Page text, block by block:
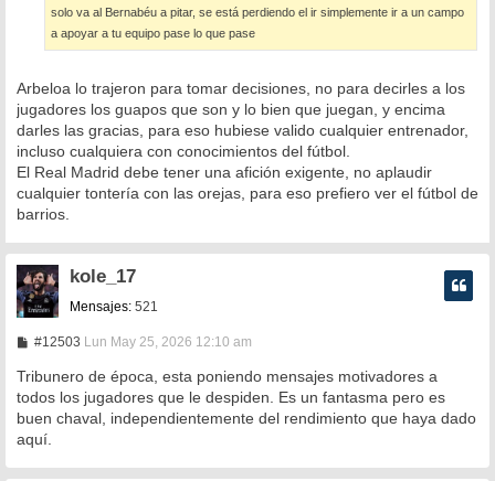
solo va al Bernabéu a pitar, se está perdiendo el ir simplemente ir a un campo
a apoyar a tu equipo pase lo que pase
Arbeloa lo trajeron para tomar decisiones, no para decirles a los
jugadores los guapos que son y lo bien que juegan, y encima
darles las gracias, para eso hubiese valido cualquier entrenador,
incluso cualquiera con conocimientos del fútbol.
El Real Madrid debe tener una afición exigente, no aplaudir
cualquier tontería con las orejas, para eso prefiero ver el fútbol de
barrios.
kole_17
Mensajes: 521
#12503M
n
a
j
Lun May 25, 2026 12:10 am
Tribunero de época, esta poniendo mensajes motivadores a
todos los jugadores que le despiden. Es un fantasma pero es
buen chaval, independientemente del rendimiento que haya dado
aquí.